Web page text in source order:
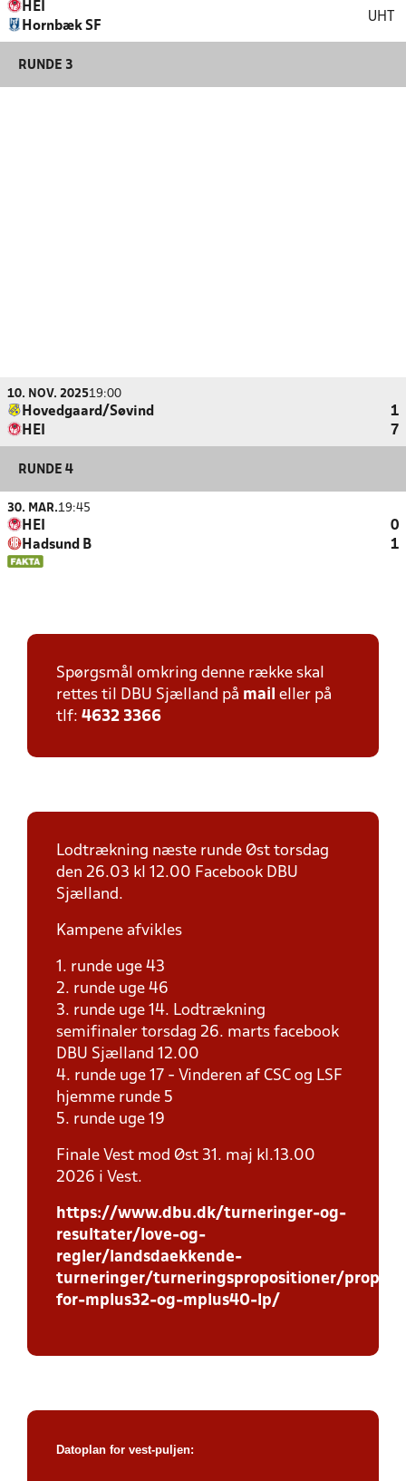
HEI
Hornbæk SF
UHT
RUNDE 3
10. NOV. 202519:00
Hovedgaard/Søvind
1
HEI
7
RUNDE 4
30. MAR.19:45
HEI
0
Hadsund B
1
Spørgsmål omkring denne række skal
rettes til DBU Sjælland på mail eller på
tlf: 4632 3366
Lodtrækning næste runde Øst torsdag
den 26.03 kl 12.00 Facebook DBU
Sjælland.
Kampene afvikles
1. runde uge 43
2. runde uge 46
3. runde uge 14. Lodtrækning
semifinaler torsdag 26. marts facebook
DBU Sjælland 12.00
4. runde uge 17 - Vinderen af CSC og LSF
hjemme runde 5
5. runde uge 19
Finale Vest mod Øst 31. maj kl.13.00
2026 i Vest.
https://www.dbu.dk/turneringer-og-
resultater/love-og-
regler/landsdaekkende-
turneringer/turneringspropositioner/
for-mplus32-og-mplus40-lp/
Datoplan for vest-puljen: